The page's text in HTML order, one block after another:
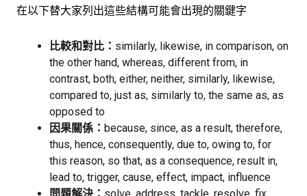
在以下替大家列出這些結構可能會出現的關鍵字
比較和對比： similarly, likewise, in comparison, on
the other hand, whereas, different from, in
contrast, both, either, neither, similarly, likewise,
compared to, just as, similarly to, the same as, as
opposed to
因果關係： because, since, as a result, therefore,
thus, hence, consequently, due to, owing to, for
this reason, so that, as a consequence, result in,
lead to, trigger, cause, effect, impact, influence
問題解決： solve, address, tackle, resolve, fix,